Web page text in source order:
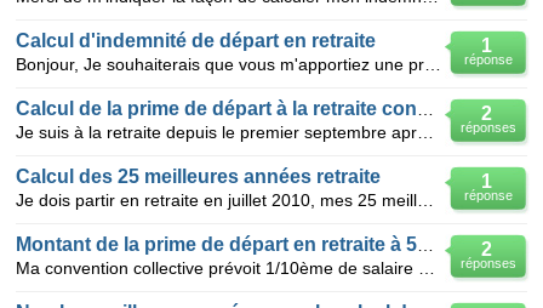
1
réponse
Calcul d'indemnité de départ en retraite
2
réponses
1
réponse
Calcul des 25 meilleures années retraite
2
réponses